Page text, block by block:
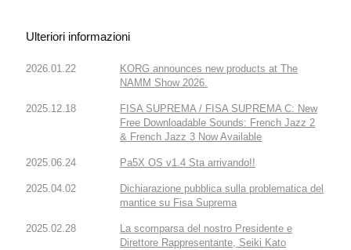
Ulteriori informazioni
2026.01.22
KORG announces new products at The
NAMM Show 2026.
2025.12.18
FISA SUPREMA / FISA SUPREMA C: New
Free Downloadable Sounds: French Jazz 2
& French Jazz 3 Now Available
2025.06.24 Pa5X OS v1.4 Sta arrivando!!
2025.04.02
Dichiarazione pubblica sulla problematica del
mantice su Fisa Suprema
2025.02.28
La scomparsa del nostro Presidente e
Direttore Rappresentante, Seiki Kato